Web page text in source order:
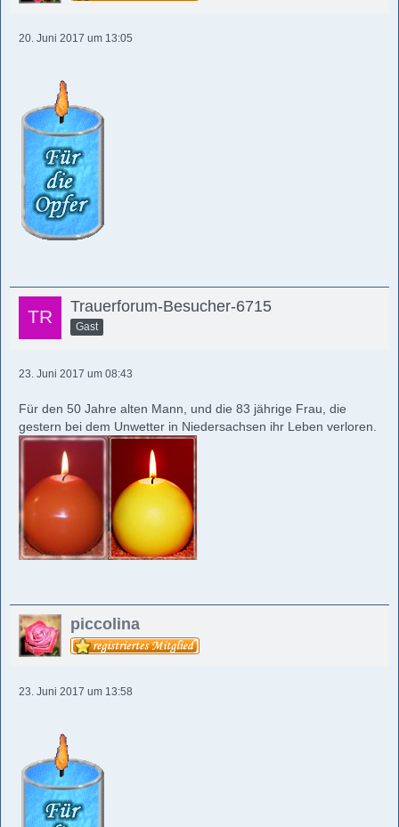
20. Juni 2017 um 13:05
Trauerforum-Besucher-6715
Gast
23. Juni 2017 um 08:43
Für den 50 Jahre alten Mann, und die 83 jährige Frau, die
gestern bei dem Unwetter in Niedersachsen ihr Leben verloren.
piccolina
23. Juni 2017 um 13:58